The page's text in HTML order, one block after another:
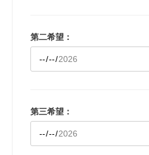
第二希望：
第三希望：